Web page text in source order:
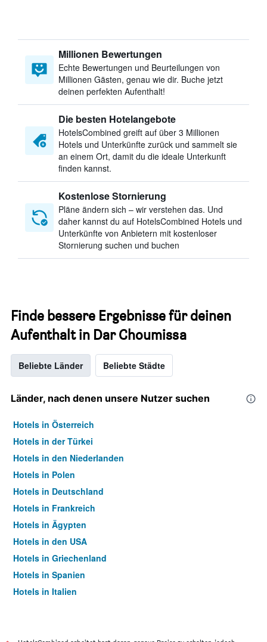
Millionen Bewertungen
Echte Bewertungen und Beurteilungen von
Millionen Gästen, genau wie dir. Buche jetzt
deinen perfekten Aufenthalt!
Die besten Hotelangebote
HotelsCombined greift auf über 3 Millionen
Hotels und Unterkünfte zurück und sammelt sie
an einem Ort, damit du die ideale Unterkunft
finden kannst.
Kostenlose Stornierung
Pläne ändern sich – wir verstehen das. Und
daher kannst du auf HotelsCombined Hotels und
Unterkünfte von Anbietern mit kostenloser
Stornierung suchen und buchen
Finde bessere Ergebnisse für deinen
Aufenthalt in Dar Choumissa
Beliebte Länder Beliebte Städte
Länder, nach denen unsere Nutzer suchen
Hotels in Österreich
Hotels in der Türkei
Hotels in den Niederlanden
Hotels in Polen
Hotels in Deutschland
Hotels in Frankreich
Hotels in Ägypten
Hotels in den USA
Hotels in Griechenland
Hotels in Spanien
Hotels in Italien